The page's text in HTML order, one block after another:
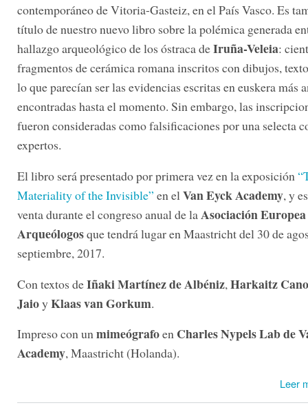
contemporáneo de Vitoria-Gasteiz, en el País Vasco. Es
título de nuestro nuevo libro sobre la polémica generada
hallazgo arqueológico de los óstraca deIruña-Veleia:
fragmentos de cerámica romana inscritos con dibujos,
lo que parecían ser las evidencias escritas en euskera más
encontradas hasta el momento. Sin embargo, las
fueron consideradas como falsificaciones por una selecta
expertos.
El libro será presentado por primera vez en la exposición
Materiality of the Invisible” en el Van Eyck Academy, y
venta durante el congreso anual de laAsociación
Arqueólogosque tendrá lugar en Maastricht del 30 de
septiembre, 2017.
Con textos deIñaki Martínez de Albéniz, Harkaitz Cano
JaioyKlaas van Gorkum.
Impreso con unmimeógrafoen Charles Nypels Lab de
Academy, Maastricht (Holanda).
Leer